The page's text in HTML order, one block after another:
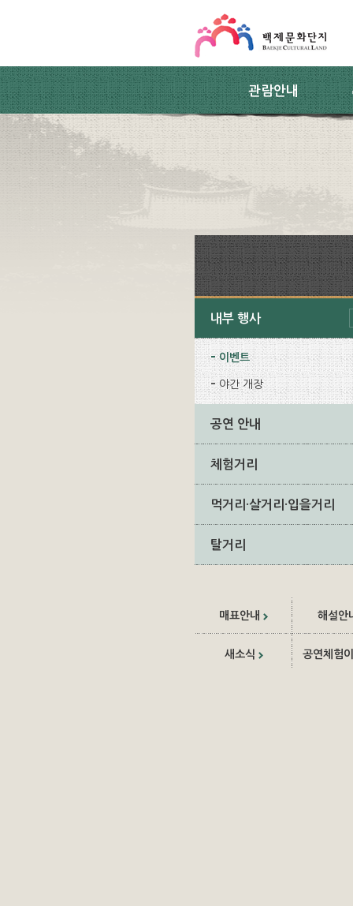
관람안내
내부 행사
이벤트
야간 개장
공연 안내
체험거리
먹거리·살거리·입을거리
탈거리
매표안내 해설안
새소식 공연체험